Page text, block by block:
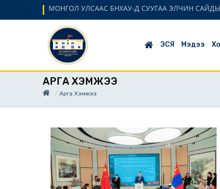
МОНГОЛ УЛСААС БНХАУ-Д СУУГАА ЭЛЧИН
ЭСЯ Мэдээ
АРГА ХЭМЖЭЭ
Арга Хэмжээ